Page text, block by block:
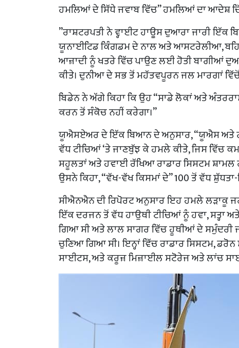
ਹਮਲਿਆਂ ਦੇ ਸਿੱਧੇ ਜਵਾਬ ਵਿੱਚ” ਹਮਲਿਆਂ ਦਾ ਆਦੇਸ਼
”ਰਾਸ਼ਟਰਪਤੀ ਨੇ ਵ੍ਹਾਈਟ ਹਾਊਸ ਦੁਆਰਾ ਜਾਰੀ ਇੱਕ
ਯੂਨਾਈਟਿਡ ਕਿੰਗਡਮ ਦੇ ਨਾਲ ਅਤੇ ਆਸਟਰੇਲੀਆ,
ਆਜ਼ਾਦੀ ਨੂੰ ਖਤਰੇ ਵਿੱਚ ਪਾਉਣ ਲਈ ਹੋਤੀ ਬਾਗੀਆਂ
ਕੀਤੇ। ਦੁਨੀਆ ਦੇ ਸਭ ਤੋਂ ਮਹੱਤਵਪੂਰਨ ਜਲ ਮਾਰਗਾਂ
ਬਿਡੇਨ ਨੇ ਅੱਗੇ ਕਿਹਾ ਕਿ ਉਹ “ਸਾਡੇ ਲੋਕਾਂ ਅਤੇ
ਕਰਨ ਤੋਂ ਸੰਕੋਚ ਨਹੀਂ ਕਰੇਗਾ।”
ਯੂਐਸਏਅਰ ਦੇ ਇੱਕ ਬਿਆਨ ਦੇ ਅਨੁਸਾਰ, “ਯੂਐਸ ਅਤੇ
ਵੱਧ ਟੀਚਿਆਂ ‘ਤੇ ਜਾਣਬੁੱਝ ਕੇ ਹਮਲੇ ਕੀਤੇ, ਜਿਸ ਵਿੱਚ
ਸਹੂਲਤਾਂ ਅਤੇ ਹਵਾਈ ਰੱਖਿਆ ਰਾਡਾਰ ਸਿਸਟਮ
ਉਸਨੇ ਕਿਹਾ, “ਵੱਖ-ਵੱਖ ਕਿਸਮਾਂ ਦੇ” 100 ਤੋਂ ਵੱਧ
ਸੀਐਨਐਨ ਦੀ ਰਿਪੋਰਟ ਅਨੁਸਾਰ ਇਹ ਹਮਲੇ ਲੜਾਕੂ
ਇੱਕ ਦਰਜਨ ਤੋਂ ਵੱਧ ਹਾਉਥੀ ਟੀਚਿਆਂ ਨੂੰ ਹਵਾ,
ਗਿਆ ਸੀ ਅਤੇ ਲਾਲ ਸਾਗਰ ਵਿੱਚ ਹੂਥੀਆਂ ਦੇ ਸਮੁੰਦਰੀ
ਚੁਣਿਆ ਗਿਆ ਸੀ। ਇਨ੍ਹਾਂ ਵਿੱਚ ਰਾਡਾਰ ਸਿਸਟਮ,
ਸਾਈਟਸ, ਅਤੇ ਕਰੂਜ਼ ਮਿਜ਼ਾਈਲ ਸਟੋਰੇਜ ਅਤੇ ਲਾਂਚ